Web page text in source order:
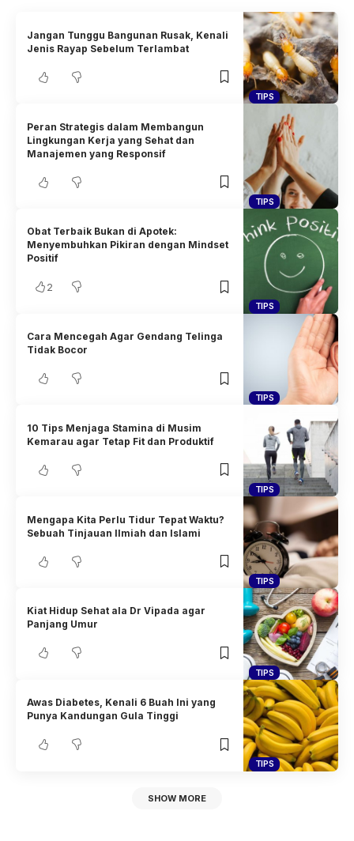
TIPS
Jangan Tunggu Bangunan Rusak, Kenali
Jenis Rayap Sebelum Terlambat
TIPS
Peran Strategis dalam Membangun
Lingkungan Kerja yang Sehat dan
Manajemen yang Responsif
TIPS
Obat Terbaik Bukan di Apotek:
Menyembuhkan Pikiran dengan Mindset
Positif
2
TIPS
Cara Mencegah Agar Gendang Telinga
Tidak Bocor
TIPS
10 Tips Menjaga Stamina di Musim
Kemarau agar Tetap Fit dan Produktif
TIPS
Mengapa Kita Perlu Tidur Tepat Waktu?
Sebuah Tinjauan Ilmiah dan Islami
TIPS
Kiat Hidup Sehat ala Dr Vipada agar
Panjang Umur
TIPS
Awas Diabetes, Kenali 6 Buah Ini yang
Punya Kandungan Gula Tinggi
SHOW MORE